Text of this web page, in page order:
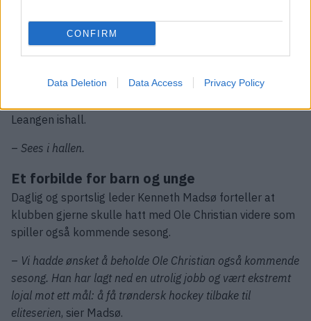
CONFIRM
Data Deletion Data Access Privacy Policy
Jeg vil benytte anledningen til å si tusen takk til alle
lagkamerater, trenere, materialforvaltere og frivillige – og
ikke minst til dere supportere – gjennom alle disse årene,
Leangen ishall.
– Sees i hallen.
Et forbilde for barn og unge
Daglig og sportslig leder Kenneth Madsø forteller at
klubben gjerne skulle hatt med Ole Christian videre som
spiller også kommende sesong.
– Vi hadde ønsket å beholde Ole Christian også kommende
sesong. Han har lagt ned en utrolig jobb og vært ekstremt
lojal mot ett mål: å få trøndersk hockey tilbake til
eliteserien, sier Madsø.